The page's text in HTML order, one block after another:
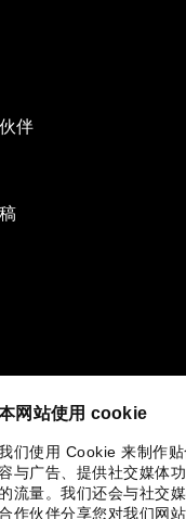
网站使用 cookie
们使用 Cookie 来制作
与广告、提供社交媒体
的流量。我们还会与社交
作伙伴分享您对我们网
伴
語